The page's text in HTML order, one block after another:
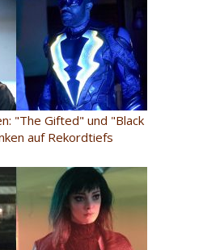
"The Gifted" und "Black
auf Rekordtiefs